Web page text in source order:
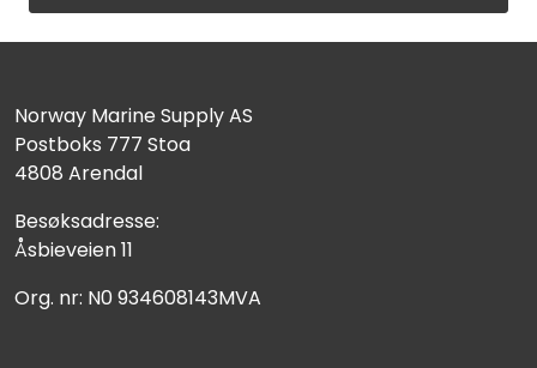
Norway Marine Supply AS
Postboks 777 Stoa
4808 Arendal
Besøksadresse:
Åsbieveien 11
Org. nr: N0 934608143MVA